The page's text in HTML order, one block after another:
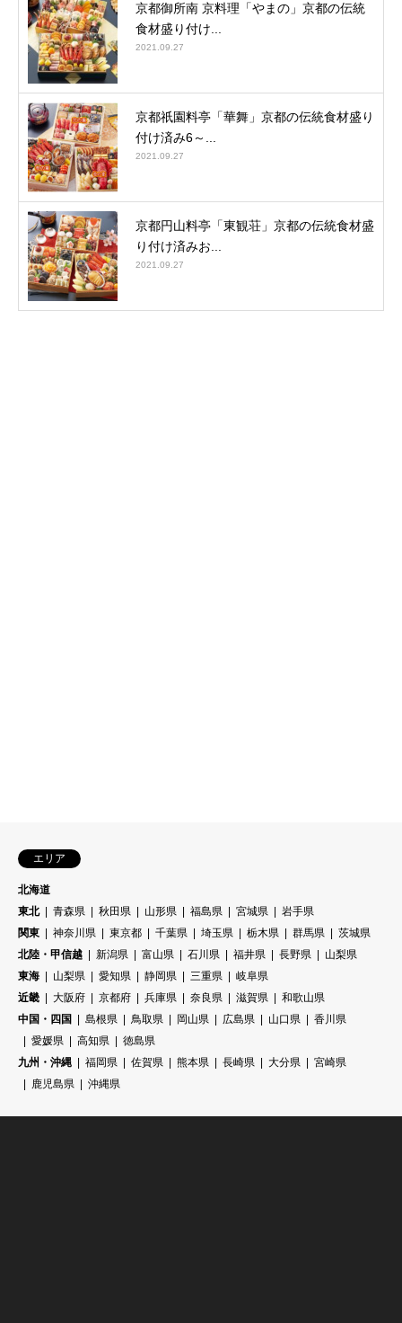
京都御所南 京料理「やまの」京都の伝統
食材盛り付け...
2021.09.27
京都祇園料亭「華舞」京都の伝統食材盛り
付け済み6～...
2021.09.27
京都円山料亭「東観荘」京都の伝統食材盛
り付け済みお...
2021.09.27
エリア
北海道
東北
青森県 秋田県 山形県 福島県 宮城県
岩手県
関東
神奈川県 東京都 千葉県 埼玉県 栃木県 群馬県
茨城県
北陸・甲信越
新潟県 富山県 石川県 福井県 長野県
山梨県
東海
山梨県 愛知県 静岡県 三重県
岐阜県
近畿
大阪府 京都府 兵庫県 奈良県 滋賀県
和歌山県
中国・四国
島根県 鳥取県 岡山県 広島県 山口県
香川県
愛媛県
高知県
徳島県
九州・沖縄
福岡県 佐賀県 熊本県 長崎県 大分県
宮崎県
鹿児島県
沖縄県